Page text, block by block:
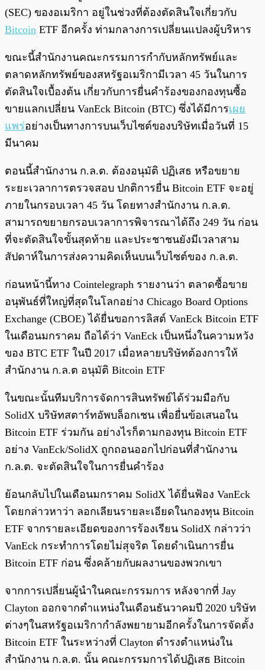
(SEC) ของอเมริกา อยู่ในช่วงที่ต้องตัดสินใจเกี่ยวกับ
Bitcoin ETF อีกครั้ง ท่ามกลางการเปลี่ยนแปลงผู้บริหาร
ขณะนี้สำนักงานคณะกรรมการกำกับหลักทรัพย์และ
ตลาดหลักทรัพย์ของสหรัฐอเมริกามีเวลา 45 วันในการ
ตัดสินใจเบื้องต้น เกี่ยวกับการยื่นคำร้องของกองทุนซื้อ
ขายแลกเปลี่ยน VanEck Bitcoin (BTC) ซึ่งได้มีการเผย
แพร่อย่างเป็นทางการบนเว็บไซต์ของบริษัทเมื่อวันที่ 15
มีนาคม
ตอนนี้สำนักงาน ก.ล.ต. ต้องอนุมัติ ปฏิเสธ หรือขยาย
ระยะเวลาการตรวจสอบ ปกติการยื่น Bitcoin ETF จะอยู่
ภายในกรอบเวลา 45 วัน โดยทางสำนักงาน ก.ล.ต.
สามารถขยายกรอบเวลาการพิจารณาได้ถึง 249 วัน ก่อน
ที่จะตัดสินใจขั้นสุดท้าย และประชาชนยังมีเวลาสาม
สัปดาห์ในการส่งความคิดเห็นบนเว็บไซต์ของ ก.ล.ต.
ก่อนหน้านี้ทาง Cointelegraph รายงานว่า ตลาดซื้อขาย
อนุพันธ์ที่ใหญ่ที่สุดในโลกอย่าง Chicago Board Options
Exchange (CBOE) ได้ยื่นขอการลิสต์ VanEck Bitcoin ETF
ในเดือนมกราคม ถือได้ว่า VanEck เป็นหนึ่งในความหวัง
ของ BTC ETF ในปี 2017 เมื่อหลายบริษัทต้องการให้
สำนักงาน ก.ล.ต อนุมัติ Bitcoin ETF
ในขณะนั้นทีมบริการจัดการสินทรัพย์ได้ร่วมมือกับ
SolidX บริษัทสตาร์ทอัพบล็อกเชน เพื่อยื่นข้อเสนอใน
Bitcoin ETF ร่วมกัน อย่างไรก็ตามกองทุน Bitcoin ETF
อย่าง VanEck/SolidX ถูกถอนออกไปก่อนที่สำนักงาน
ก.ล.ต. จะตัดสินใจในการยื่นคำร้อง
ย้อนกลับไปในเดือนมกราคม SolidX ได้ยื่นฟ้อง VanEck
โดยกล่าวหาว่า ลอกเลียนรายละเอียดในกองทุน Bitcoin
ETF จากรายละเอียดของการร้องเรียน SolidX กล่าวว่า
VanEck กระทำการโดยไม่สุจริต โดยดำเนินการยื่น
Bitcoin ETF ก่อน ซึ่งคล้ายกับผลงานของพวกเขา
จากการเปลี่ยนผู้นำในคณะกรรมการ หลังจากที่ Jay
Clayton ออกจากตำแหน่งในเดือนธันวาคมปี 2020 บริษัท
ต่างๆในสหรัฐอเมริกากำลังพยายามอีกครั้งในการจัดตั้ง
Bitcoin ETF ในระหว่างที่ Clayton ดำรงตำแหน่งใน
สำนักงาน ก.ล.ต. นั้น คณะกรรมการได้ปฏิเสธ Bitcoin